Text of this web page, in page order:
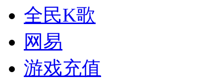
全民K歌
网易
游戏充值